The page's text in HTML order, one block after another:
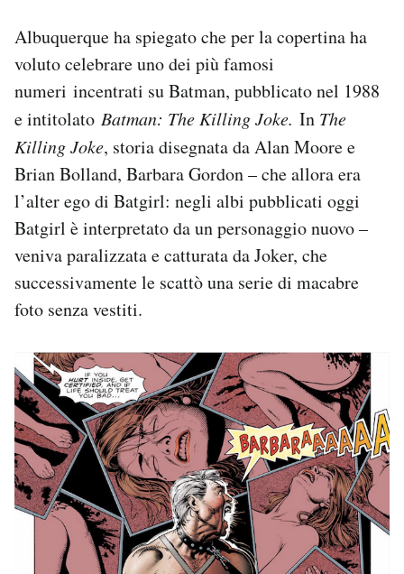
Albuquerque ha spiegato che per la copertina ha
voluto celebrare uno dei più famosi
numeri incentrati su Batman, pubblicato nel 1988
e intitolato Batman: The Killing Joke. In The
Killing Joke, storia disegnata da Alan Moore e
Brian Bolland, Barbara Gordon – che allora era
l’alter ego di Batgirl: negli albi pubblicati oggi
Batgirl è interpretato da un personaggio nuovo –
veniva paralizzata e catturata da Joker, che
successivamente le scattò una serie di macabre
foto senza vestiti.